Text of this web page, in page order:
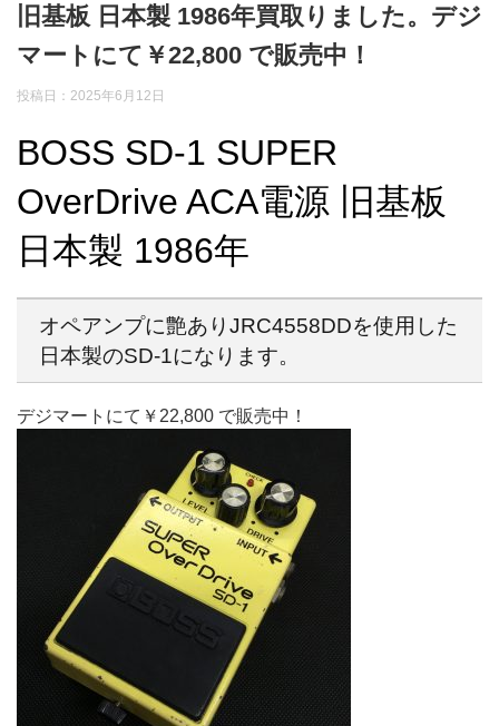
旧基板 日本製 1986年買取りました。デジ
マートにて￥22,800 で販売中！
投稿日：2025年6月12日
BOSS SD-1 SUPER
OverDrive ACA電源 旧基板
日本製 1986年
オペアンプに艶ありJRC4558DDを使用した
日本製のSD-1になります。
デジマートにて￥22,800 で販売中！